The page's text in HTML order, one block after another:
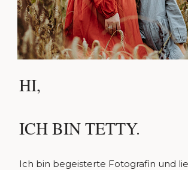
HI,
ICH BIN TETTY.
Ich bin begeisterte Fotografin und